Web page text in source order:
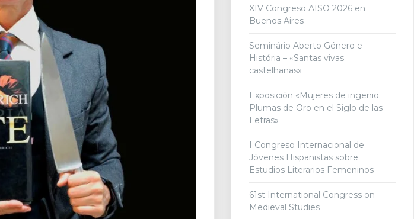
XIV Congreso AISO 2026 en
Buenos Aires
Seminário Aberto Género e
História – «Santas vivas
castelhanas»
Exposición «Mujeres de ingenio.
Plumas de Oro en el Siglo de las
Letras»
I Congreso Internacional de
Jóvenes Hispanistas sobre
Estudios Literarios Femeninos
61st International Congress on
Medieval Studies